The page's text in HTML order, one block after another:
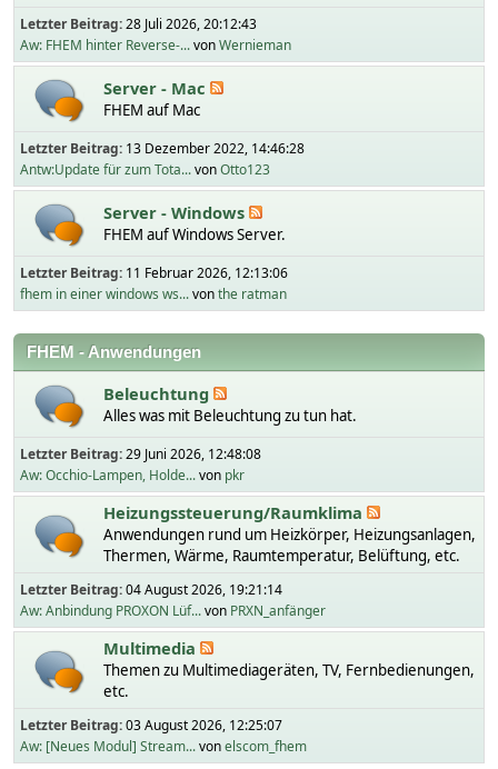
Letzter Beitrag:28 Juli 2026, 20:12:43
Aw: FHEM hinter Reverse-...vonWernieman
Server - Mac
FHEM auf Mac
Letzter Beitrag: 13 Dezember 2022, 14:46:28
Antw:Update für zum Tota...vonOtto123
Server - Windows
FHEM auf Windows Server.
Letzter Beitrag: 11 Februar 2026, 12:13:06
fhem in einer windows ws...vonthe ratman
FHEM - Anwendungen
Beleuchtung
Alles was mit Beleuchtung zu tun hat.
Letzter Beitrag:29 Juni 2026, 12:48:08
Aw: Occhio-Lampen, Holde...von pkr
Heizungssteuerung/Raumklima
Anwendungen rund um Heizkörper, Heizungsanlagen,
Thermen, Wärme, Raumtemperatur, Belüftung, etc.
Letzter Beitrag:04 August 2026, 19:21:14
Aw: Anbindung PROXON Lüf...von PRXN_anfänger
Multimedia
Themen zu Multimediageräten, TV, Fernbedienungen,
etc.
Letzter Beitrag:03 August 2026, 12:25:07
Aw: [Neues Modul] Stream...vonelscom_fhem